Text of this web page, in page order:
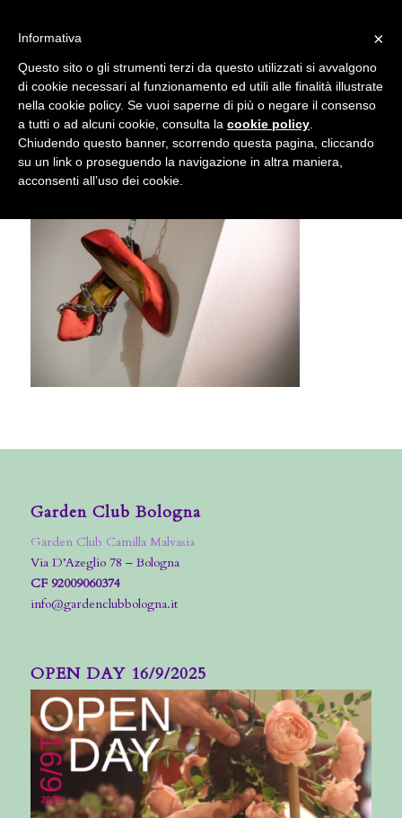
Traviata – Photo © Marco Mercuri
Garden Club Bologna
Garden Club Camilla Malvasia
Via D’Azeglio 78 – Bologna
CF 92009060374
info@gardenclubbologna.it
OPEN DAY 16/9/2025
accetta l'uso dei cookies previsto nella pagina dedicata.
Fai clic per abilitare/disabilitare il tracciamento di
Google Analytics.
OK Privacy e cookie policy
×
Informativa
Questo sito o gli strumenti terzi da questo utilizzati si avvalgono
di cookie necessari al funzionamento ed utili alle finalità illustrate
nella cookie policy. Se vuoi saperne di più o negare il consenso
a tutti o ad alcuni cookie, consulta la cookie policy
Chiudendo questo banner, scorrendo questa pagina, cliccando
su un link o proseguendo la navigazione in altra maniera,
acconsenti all’uso dei cookie.